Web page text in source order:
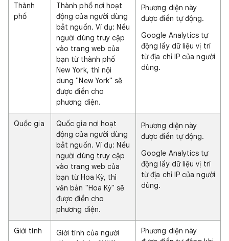
Thành
phố
Thành phố nơi hoạt
động của người dùng
bắt nguồn. Ví dụ: Nếu
người dùng truy cập
vào trang web của
bạn từ thành phố
New York, thì nội
dung "New York" sẽ
được điền cho
phương diện.
Phương diện này
được điền tự động.
Google Analytics tự
động lấy dữ liệu vị trí
từ địa chỉ IP của người
dùng.
Quốc gia
Quốc gia nơi hoạt
động của người dùng
bắt nguồn. Ví dụ: Nếu
người dùng truy cập
vào trang web của
bạn từ Hoa Kỳ, thì
văn bản "Hoa Kỳ" sẽ
được điền cho
phương diện.
Phương diện này
được điền tự động.
Google Analytics tự
động lấy dữ liệu vị trí
từ địa chỉ IP của người
dùng.
Giới tính
Giới tính của người
Phương diện này